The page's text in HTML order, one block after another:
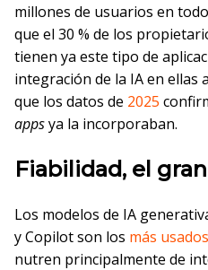
millones de usuarios en
que el 30 % de los
tienen ya este tipo de
integración de la IA en ellas
que los datos de 2025
appsya la incorporaban.
Fiabilidad, el
Los modelos de IA
y Copilot son los más
nutren principalmente de